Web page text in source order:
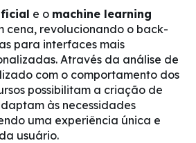
e o machine learning
cena, revolucionando o back-
para interfaces mais
Através da análise de
com o comportamento dos
possibilitam a criação de
às necessidades
uma experiência única e
usuário.